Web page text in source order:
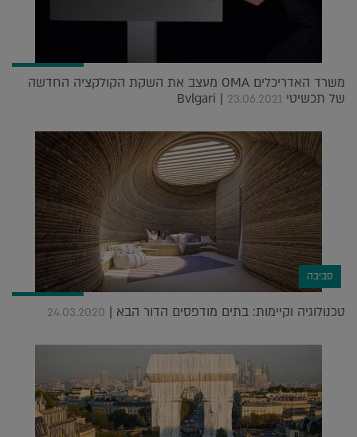
משרד האדריכלים OMA מעצב את השקת הקולקציה החדשה
של תכשיטי Bvlgari | 23.06.2021
סביבה
טכנולוגיה וקיימות: בתים מודפסים הדור הבא | 24.03.2020